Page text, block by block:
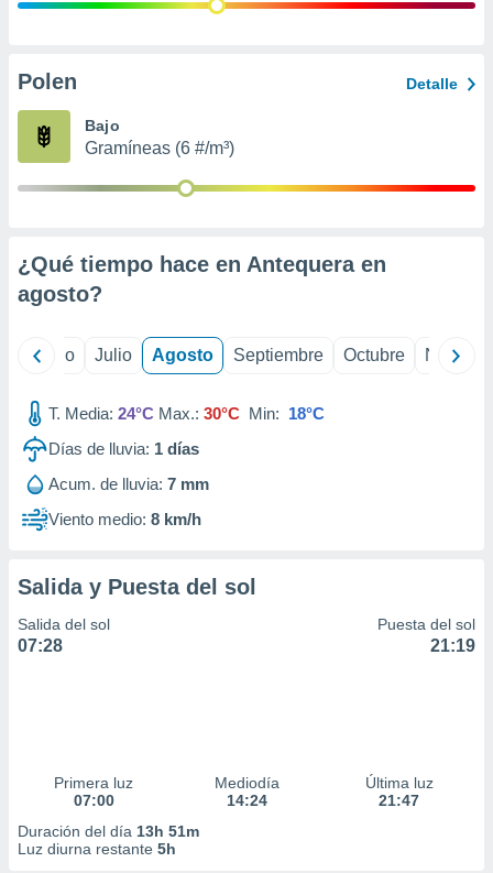
publicidad
de
Polen Detalle
Bajo
Gramíneas (6 #/m³)
¿Qué tiempo hace en Antequera en
agosto?
Junio Julio Agosto Septiembre Octubre
T. Media: 24°C Max.: 30°C Min: 18°C
Días de lluvia: 1 días
Acum. de lluvia: 7 mm
Viento medio: 8 km/h
Salida y Puesta del sol
Salida del sol
07:28
Puesta del sol
21:19
Primera luz
07:00
Mediodía
14:24
Última luz
21:47
Duración del día 13h 51m
Luz diurna restante 5h